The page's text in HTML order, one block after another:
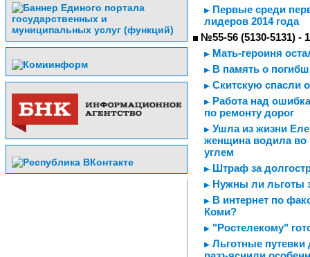
Первые среди
лидеров 2014 года
№55-56 (5130-5131) -
Мать-героиня
В память о
Скитскую спасли
Работа над
по ремонту дорог
Ушла из жизни
женщина водила во
углем
Штраф за
Нужны ли льготы
В интернет по
Коми?
"Ростелекому"
Льготные путевки